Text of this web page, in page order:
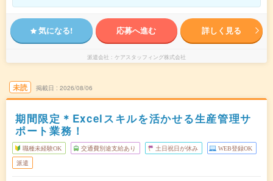
気になる! 応募へ進む 詳しく見る
派遣会社 ケアスタッフィング株式会社
未読 掲載日 2026/08/06
期間限定＊Excelスキルを活かせる生産管理サ
ポート業務！
職種未経験OK 交通費別途支給あり 土日祝日が休み WEB登録OK
派遣